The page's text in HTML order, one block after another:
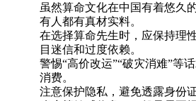
虽然算命文化在中国有着悠久
有人都有真材实料。
在选择算命先生时，应保持理
目迷信和过度依赖。
警惕“高价改运”“破灾消难”等
消费。
注意保护隐私，避免透露身份